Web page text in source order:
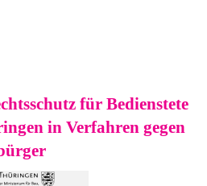
für Bedienstete
in Verfahren gegen